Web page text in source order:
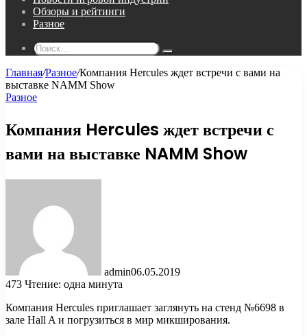
Обзоры и рейтинги
Разное
Поиск...
Главная/Разное/Компания Hercules ждет встречи с вами на
выставке NAMM Show
Разное
Компания Hercules ждет встречи с
вами на выставке NAMM Show
admin06.05.2019
473 Чтение: одна минута
Компания Hercules приглашает заглянуть на стенд №6698 в
зале Hall A и погрузиться в мир микширования.